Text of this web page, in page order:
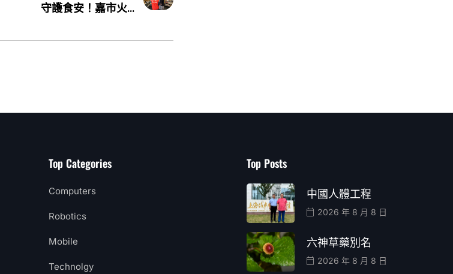
守護食安！嘉市火...
Top Categories
Computers
Robotics
Mobile
Technolgy
Top Posts
中國人體工程
2026 年 8 月 8 日
六神草藥別名
2026 年 8 月 8 日